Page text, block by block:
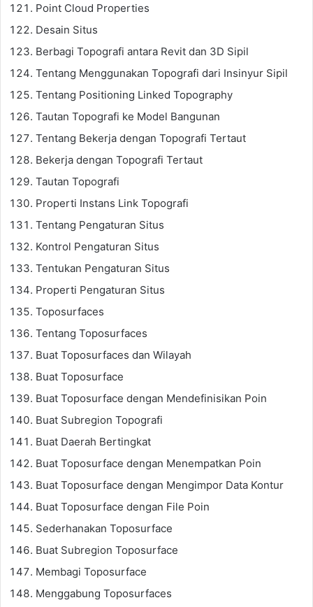
Point Cloud Properties
Desain Situs
Berbagi Topografi antara Revit dan 3D Sipil
Tentang Menggunakan Topografi dari Insinyur Sipil
Tentang Positioning Linked Topography
Tautan Topografi ke Model Bangunan
Tentang Bekerja dengan Topografi Tertaut
Bekerja dengan Topografi Tertaut
Tautan Topografi
Properti Instans Link Topografi
Tentang Pengaturan Situs
Kontrol Pengaturan Situs
Tentukan Pengaturan Situs
Properti Pengaturan Situs
Toposurfaces
Tentang Toposurfaces
Buat Toposurfaces dan Wilayah
Buat Toposurface
Buat Toposurface dengan Mendefinisikan Poin
Buat Subregion Topografi
Buat Daerah Bertingkat
Buat Toposurface dengan Menempatkan Poin
Buat Toposurface dengan Mengimpor Data Kontur
Buat Toposurface dengan File Poin
Sederhanakan Toposurface
Buat Subregion Toposurface
Membagi Toposurface
Menggabung Toposurfaces